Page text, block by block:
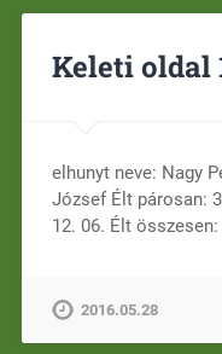
Keleti oldal
elhunyt neve: Nagy
József Élt párosan:
12. 06. Élt
2016.05.28